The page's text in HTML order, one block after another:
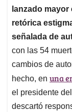
lanzado
retórica
señalada de
con las 54
cambios de
hecho, en una
el presidente
descartó